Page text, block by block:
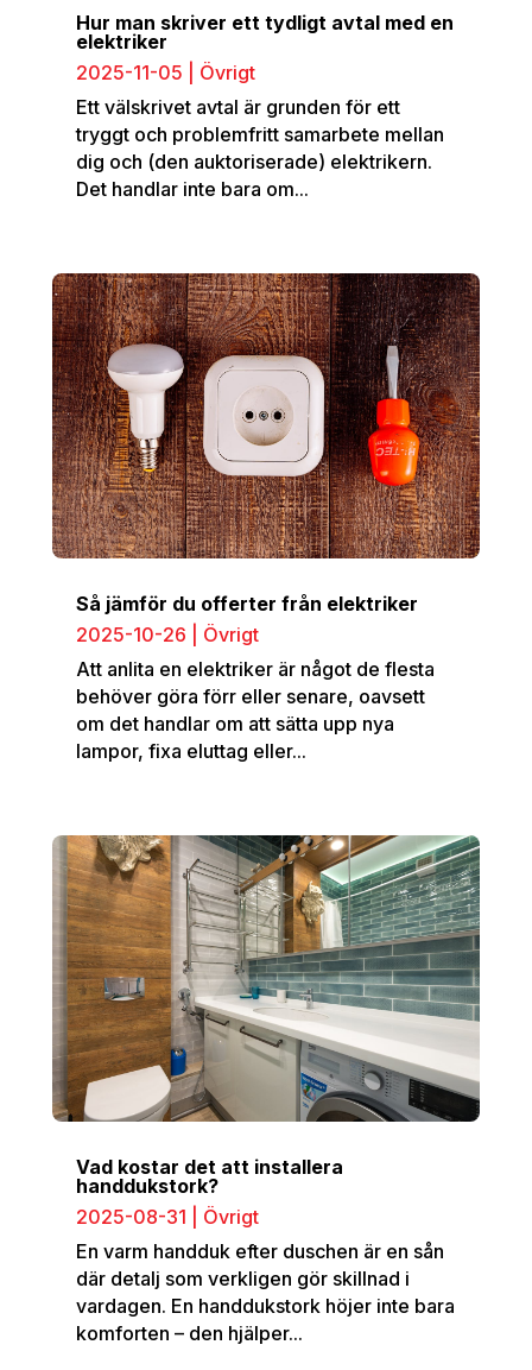
Hur man skriver ett tydligt avtal med en
elektriker
2025-11-05
Övrigt
Ett välskrivet avtal är grunden för ett
tryggt och problemfritt samarbete mellan
dig och (den auktoriserade) elektrikern.
Det handlar inte bara om...
Så jämför du offerter från elektriker
2025-10-26
Övrigt
Att anlita en elektriker är något de flesta
behöver göra förr eller senare, oavsett
om det handlar om att sätta upp nya
lampor, fixa eluttag eller...
Vad kostar det att installera
handdukstork?
2025-08-31
Övrigt
En varm handduk efter duschen är en sån
där detalj som verkligen gör skillnad i
vardagen. En handdukstork höjer inte bara
komforten – den hjälper...